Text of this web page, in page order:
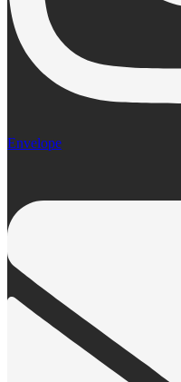
Envelope